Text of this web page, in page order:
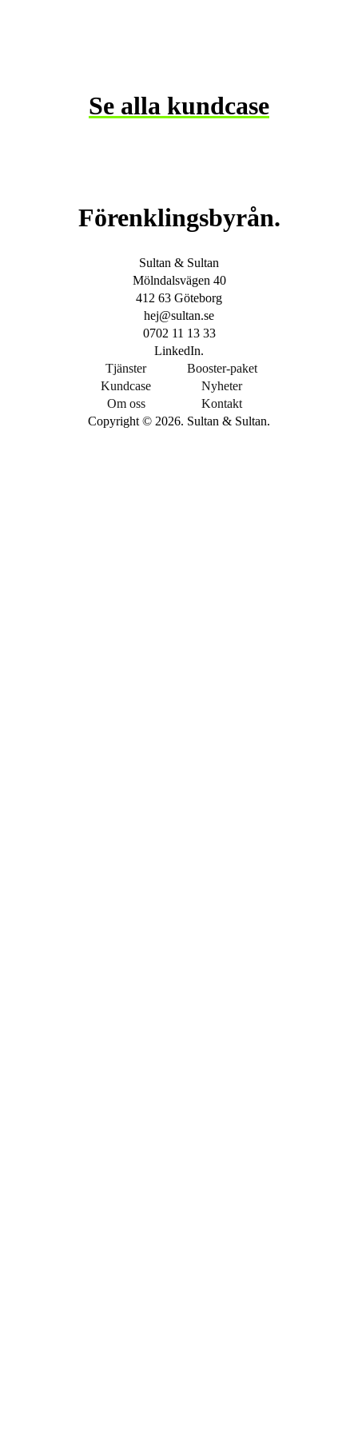
Se alla kundcase
Förenklingsbyrån.
Sultan & Sultan
Mölndalsvägen 40
412 63 Göteborg
hej@sultan.se
0702 11 13 33
LinkedIn.
Tjänster
Kundcase
Om oss
Booster-paket
Nyheter
Kontakt
Copyright © 2026. Sultan & Sultan.